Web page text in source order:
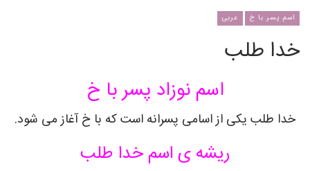
اسم پسر با خ عربی
خدا طلب
اسم نوزاد پسر با خ
خدا طلب یکی از اسامی پسرانه است که با خ آغاز می شود.
ریشه ی اسم خدا طلب